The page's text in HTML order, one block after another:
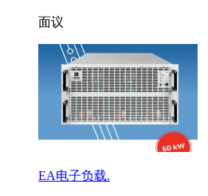
面议
EA电子负载.